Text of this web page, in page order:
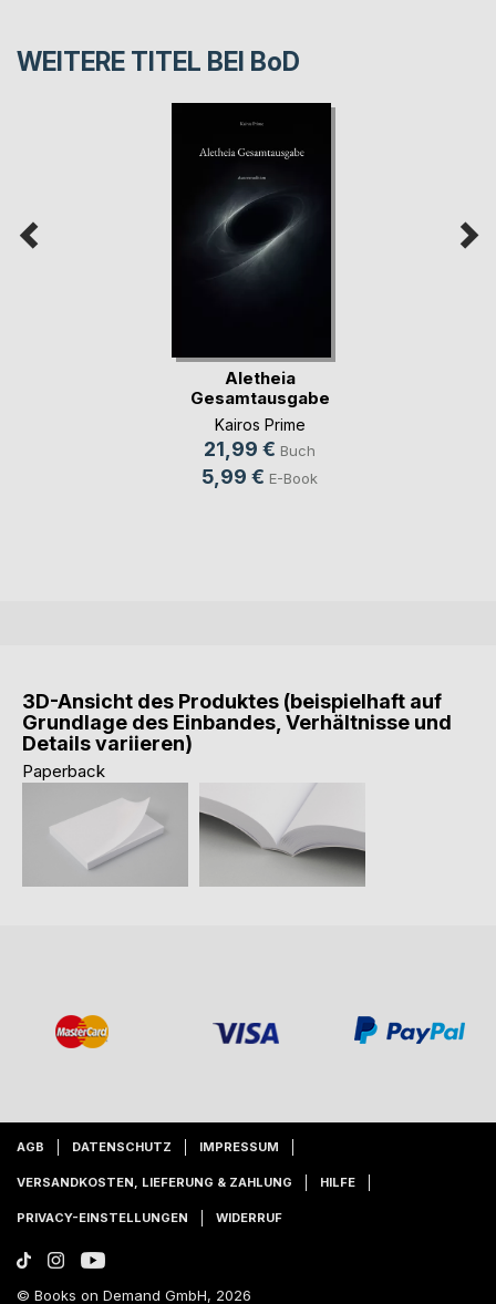
WEITERE TITEL BEI BoD
Aletheia
Gesamtausgabe
Kairos Prime
21,99 € Buch
5,99 € E-Book
3D-Ansicht des Produktes (beispielhaft auf
Grundlage des Einbandes, Verhältnisse und
Details variieren)
Paperback
AGB DATENSCHUTZ IMPRESSUM
VERSANDKOSTEN, LIEFERUNG & ZAHLUNG HILFE
PRIVACY-EINSTELLUNGEN WIDERRUF
© Books on Demand GmbH, 2026